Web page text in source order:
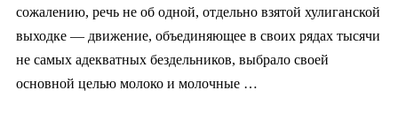
сожалению, речь не об одной, отдельно взятой хулиганской
выходке — движение, объединяющее в своих рядах тысячи
не самых адекватных бездельников, выбрало своей
основной целью молоко и молочные …